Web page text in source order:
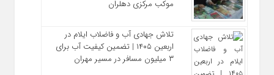
موکب مرکزی دهلران
تلاش جهادی آب و فاضلاب ایلام در
اربعین ۱۴۰۵ | تضمین کیفیت آب برای
۳ میلیون مسافر در مسیر مهران